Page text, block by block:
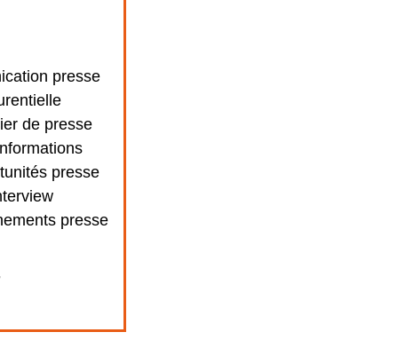
presse
de presse
presse
presse